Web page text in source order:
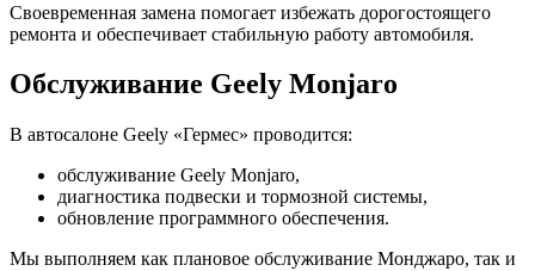
Своевременная замена помогает избежать дорогостоящего
ремонта и обеспечивает стабильную работу автомобиля.
Обслуживание Geely Monjaro
В автосалоне Geely «Гермес» проводится:
обслуживание Geely Monjaro,
диагностика подвески и тормозной системы,
обновление программного обеспечения.
Мы выполняем как плановое обслуживание Монджаро, так и